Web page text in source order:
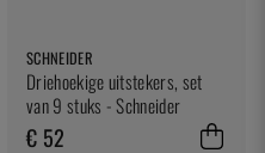
SCHNEIDER
Driehoekige uitstekers, set
van 9 stuks - Schneider
€ 52